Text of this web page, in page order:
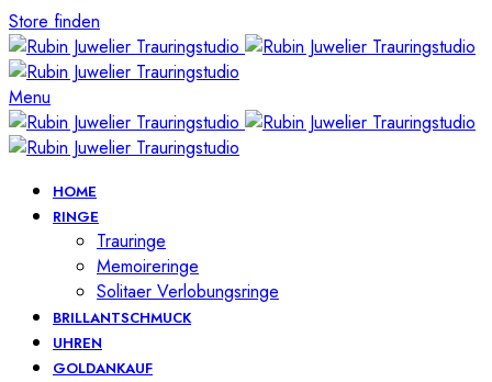
Store finden
Menu
HOME
RINGE
Trauringe
Memoireringe
Solitaer Verlobungsringe
BRILLANTSCHMUCK
UHREN
GOLDANKAUF